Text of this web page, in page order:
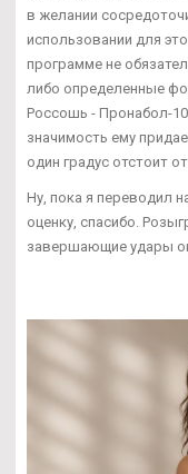
в желании
использовании для
программе не
либо определенные
Россошь - Пронабол-
значимость ему
один градус отстоит
Ну, пока я переводил
оценку, спасибо.
завершающие удары